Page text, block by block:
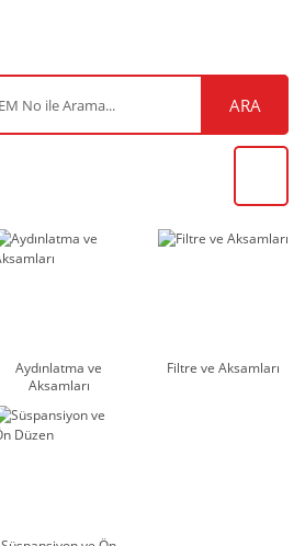
ARA
Aydınlatma ve
Aksamları
Filtre ve Aksamları